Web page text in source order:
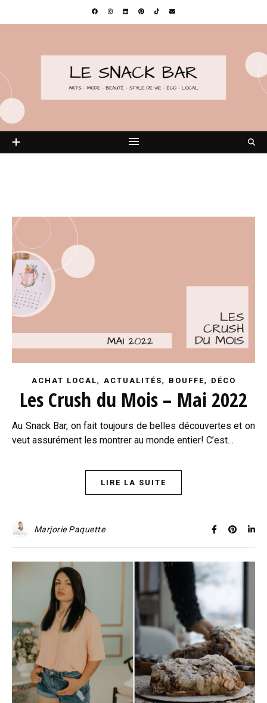
ACHAT LOCAL, ACTUALITÉS, BOUFFE, DÉCO
Les Crush du Mois – Mai 2022
Au Snack Bar, on fait toujours de belles découvertes et on
veut assurément les montrer au monde entier! C’est…
LIRE LA SUITE
Marjorie Paquette